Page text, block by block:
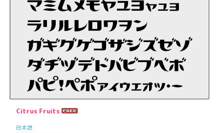
Citrus Fruits
日本語